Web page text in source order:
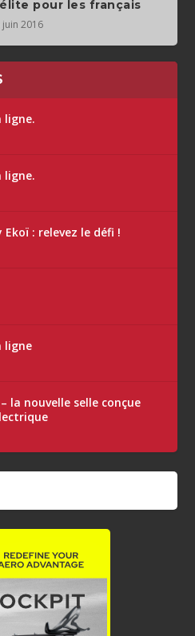
pour les français
juin 2016
ligne.
ligne.
: relevez le défi !
ligne
la nouvelle selle conçue